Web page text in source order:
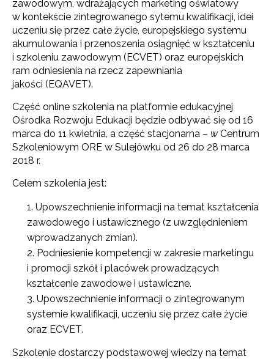
zawodowym, wdrażających marketing oświatowy
w kontekście zintegrowanego sytemu kwalifikacji, idei
uczeniu się przez całe życie, europejskiego systemu
akumulowania i przenoszenia osiągnięć w kształceniu
i szkoleniu zawodowym (ECVET) oraz europejskich
ram odniesienia na rzecz zapewniania
jakości (EQAVET).
Część online szkolenia na platformie edukacyjnej
Ośrodka Rozwoju Edukacji będzie odbywać się od 16
marca do 11 kwietnia, a część stacjonarna – w Centrum
Szkoleniowym ORE w Sulejówku od 26 do 28 marca
2018 r.
Celem szkolenia jest:
Upowszechnienie informacji na temat kształcenia
zawodowego i ustawicznego (z uwzględnieniem
wprowadzanych zmian).
Podniesienie kompetencji w zakresie marketingu
i promocji szkół i placówek prowadzących
kształcenie zawodowe i ustawiczne.
Upowszechnienie informacji o zintegrowanym
systemie kwalifikacji, uczeniu się przez całe życie
oraz ECVET.
Szkolenie dostarczy podstawowej wiedzy na temat